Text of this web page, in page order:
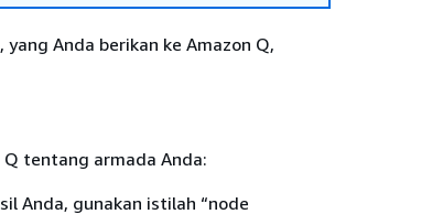
Anda berikan ke Amazon Q,
tentang armada Anda:
Anda, gunakan istilah “node